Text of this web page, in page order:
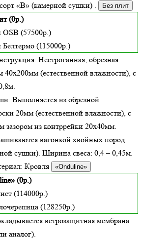
«В» (камерной сушки) . Без плит
(0р.)
(57500р.)
(115000р.)
Нестроганная, обрезная
40х200мм (естественной влажности), с
Выполняется из обрезной
20мм (естественной влажности), с
зазором из контррейки 20х40мм.
вагонкой хвойных пород
сушки). Ширина свеса: 0,4 – 0,45м.
Кровля «Onduline»
(0р.)
(114000р.)
(128250р.)
ветрозащитная мембрана
аналог).